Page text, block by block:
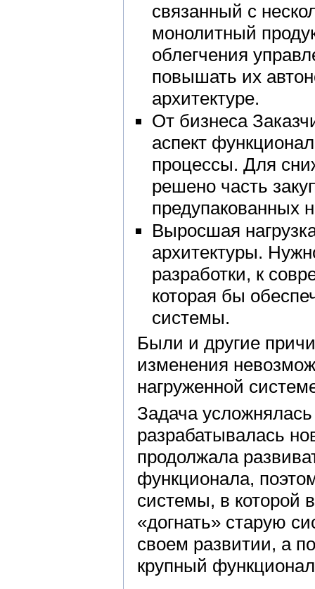
связанный с
монолитный
облегчения
повышать их
архитектуре.
От бизнеса
аспект
процессы. Для
решено часть
предупакованных
Выросшая
архитектуры.
разработки, к
которая бы
системы.
Были и другие
изменения
нагруженной
Задача
разрабатывалась
продолжала
функционала,
системы, в которой
«догнать» старую
своем развитии, а
крупный